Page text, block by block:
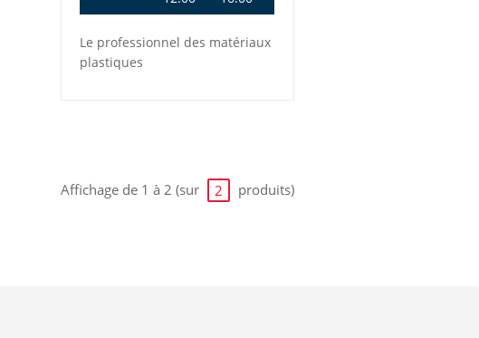
Le professionnel des matériaux
plastiques
Affichage de 1 à 2 (sur 2 produits)